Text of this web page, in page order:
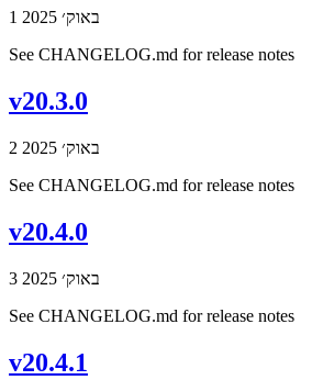
1 באוק׳ 2025
See CHANGELOG.md for release notes
v20.3.0
2 באוק׳ 2025
See CHANGELOG.md for release notes
v20.4.0
3 באוק׳ 2025
See CHANGELOG.md for release notes
v20.4.1